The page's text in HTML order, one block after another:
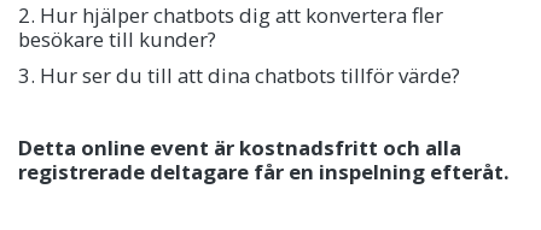
2. Hur hjälper chatbots dig att konvertera fler
besökare till kunder?
3. Hur ser du till att dina chatbots tillför värde?
Detta online event är kostnadsfritt och alla
registrerade deltagare får en inspelning efteråt.